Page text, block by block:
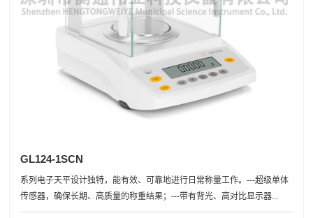
GL124-1SCN
系列电子天平设计独特，能有效、可靠地进行日常称量工作。---超级单体
传感器，确保长期、高质量的称重结果；---带有背光、高对比显示器...